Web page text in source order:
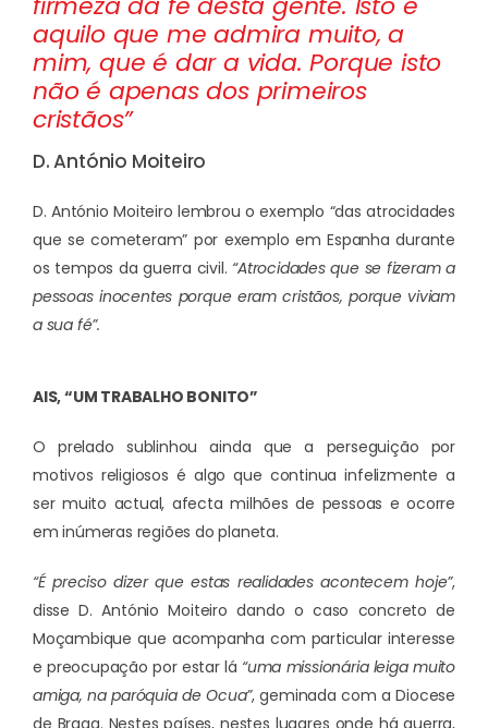
aquilo que me admira muito, a
mim, que é dar a vida. Porque isto
não é apenas dos primeiros
cristãos”
D. António Moiteiro
D. António Moiteiro lembrou o exemplo “das atrocidades
que se cometeram” por exemplo em Espanha durante
os tempos da guerra civil. “Atrocidades que se fizeram a
pessoas inocentes porque eram cristãos, porque viviam
a sua fé”.
AIS, “UM TRABALHO BONITO”
O prelado sublinhou ainda que a perseguição por
motivos religiosos é algo que continua infelizmente a
ser muito actual, afecta milhões de pessoas e ocorre
em inúmeras regiões do planeta.
“É preciso dizer que estas realidades acontecem hoje”,
disse D. António Moiteiro dando o caso concreto de
Moçambique que acompanha com particular interesse
e preocupação por estar lá “uma missionária leiga muito
amiga, na paróquia de Ocua”, geminada com a Diocese